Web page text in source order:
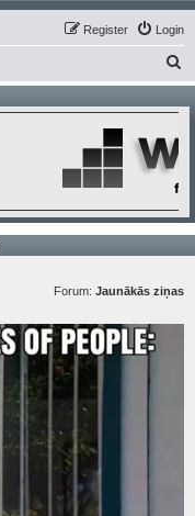
Login
Register
e
Forum: Jaunākās ziņas